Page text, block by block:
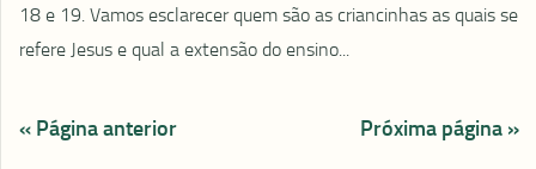
18 e 19. Vamos esclarecer quem são as criancinhas as quais se
refere Jesus e qual a extensão do ensino...
« Página anterior Próxima página »